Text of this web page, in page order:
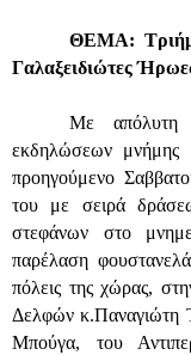
ΘΕΜΑ:
Γαλαξειδιώτες
Με απόλυτη
εκδηλώσεων
προηγούμενο
του με σειρά
στεφάνων στο
παρέλαση
πόλεις της χώρας,
Δελφών κ.Παναγιώτη
Μπούγα, του